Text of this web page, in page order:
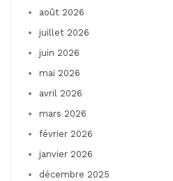
août 2026
juillet 2026
juin 2026
mai 2026
avril 2026
mars 2026
février 2026
janvier 2026
décembre 2025